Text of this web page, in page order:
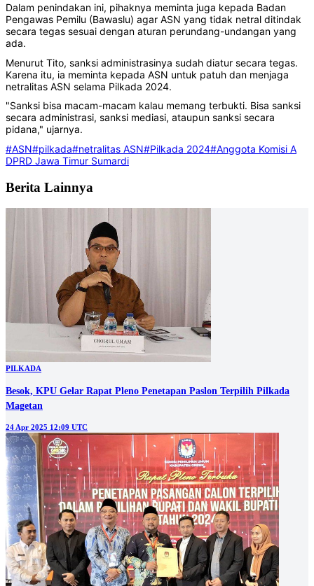
Dalam penindakan ini, pihaknya meminta juga kepada Badan
Pengawas Pemilu (Bawaslu) agar ASN yang tidak netral ditindak
secara tegas sesuai dengan aturan perundang-undangan yang
ada.
Menurut Tito, sanksi administrasinya sudah diatur secara tegas.
Karena itu, ia meminta kepada ASN untuk patuh dan menjaga
netralitas ASN selama Pilkada 2024.
"Sanksi bisa macam-macam kalau memang terbukti. Bisa sanksi
secara administrasi, sanksi mediasi, ataupun sanksi secara
pidana," ujarnya.
#ASN#pilkada#netralitas ASN#Pilkada 2024#Anggota Komisi A
DPRD Jawa Timur Sumardi
Berita Lainnya
PILKADA
Besok, KPU Gelar Rapat Pleno Penetapan Paslon Terpilih Pilkada
Magetan
24 Apr 2025 12:09 UTC